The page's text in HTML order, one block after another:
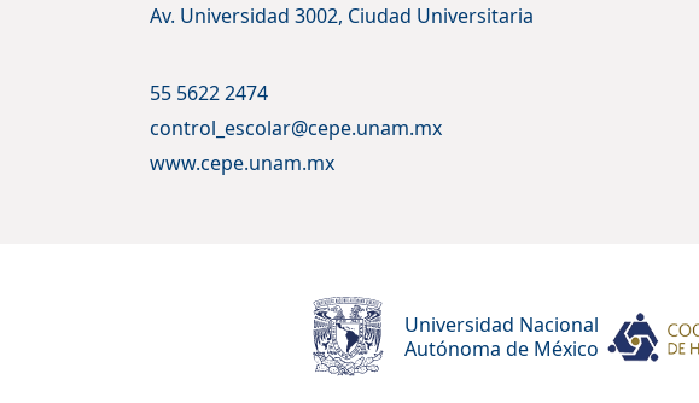
Av. Universidad 3002, Ciudad Universitaria
55 5622 2474
control_escolar@cepe.unam.mx
www.cepe.unam.mx
Universidad Nacional
Autónoma de México